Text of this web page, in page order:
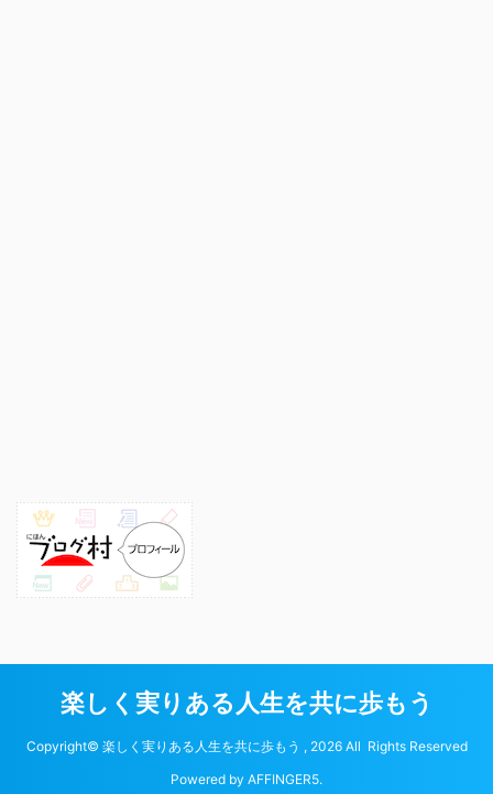
楽しく実りある人生を共に歩もう
Copyright© 楽しく実りある人生を共に歩もう , 2026 All Rights Reserved
Powered by AFFINGER5.